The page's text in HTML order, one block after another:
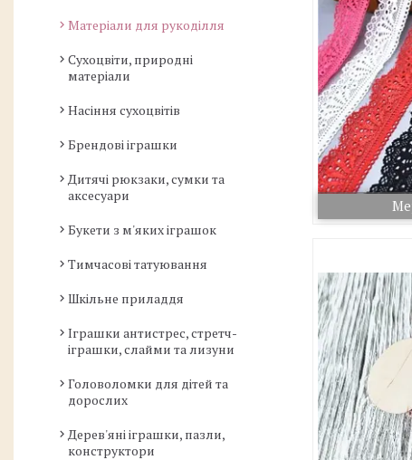
Матеріали для рукоділля
Сухоцвіти, природні
матеріали
Насіння сухоцвітів
Брендові іграшки
Дитячі рюкзаки, сумки та
аксесуари
Букети з м'яких іграшок
Тимчасові татуювання
Шкільне приладдя
Іграшки антистрес, стретч-
іграшки, слайми та лизуни
Головоломки для дітей та
дорослих
Дерев'яні іграшки, пазли,
конструктори